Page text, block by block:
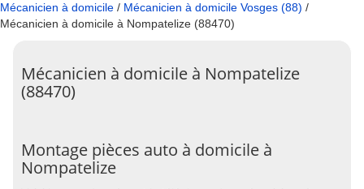
Mécanicien à domicile / Mécanicien à domicile Vosges (88) /
Mécanicien à domicile à Nompatelize (88470)
Mécanicien à domicile à Nompatelize
(88470)
Montage pièces auto à domicile à
Nompatelize